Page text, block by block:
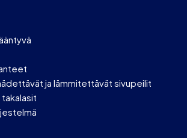
ja lämmitettävät sivupeilit